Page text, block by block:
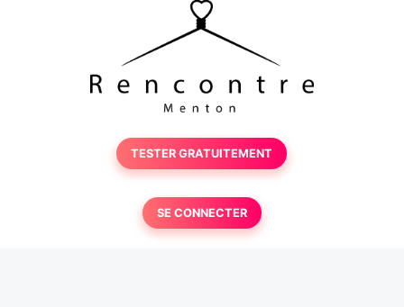
TESTER GRATUITEMENT
SE CONNECTER